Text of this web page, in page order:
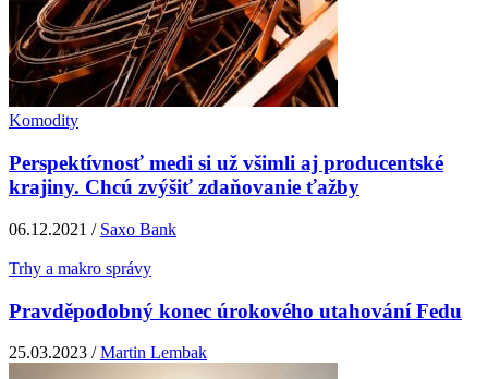
Komodity
Perspektívnosť medi si už všimli aj producentské
krajiny. Chcú zvýšiť zdaňovanie ťažby
06.12.2021 / Saxo Bank
Trhy a makro správy
Pravděpodobný konec úrokového utahování Fedu
25.03.2023 /Martin Lembak